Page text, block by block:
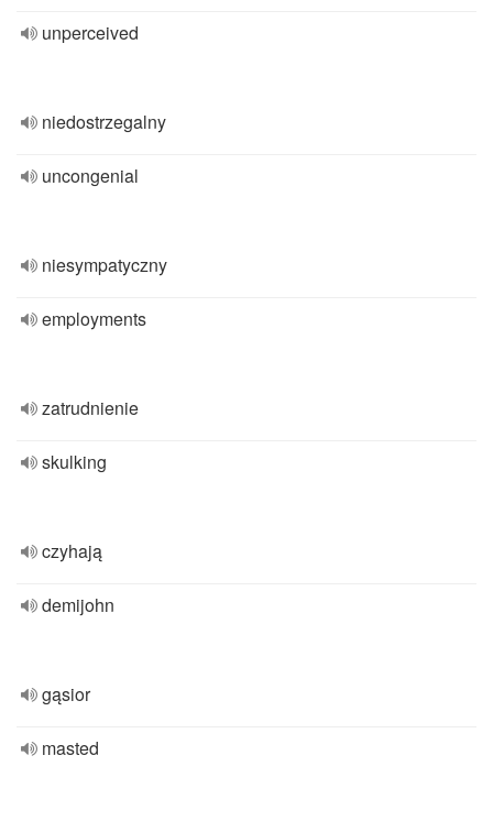
unperceived
niedostrzegalny
uncongenial
niesympatyczny
employments
zatrudnienie
skulking
czyhają
demijohn
gąsior
masted